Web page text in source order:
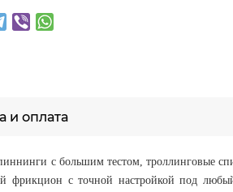
и оплата
с большим тестом, троллинговые
с точной настройкой под